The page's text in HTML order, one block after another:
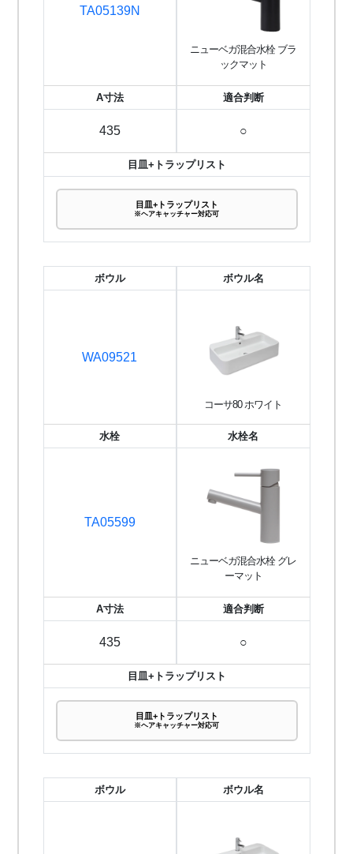
TA05139N
ニューベガ混合水栓 ブラ
ックマット
A寸法
435
適合判断
○
目皿+トラップリスト
目皿+トラップリスト
※ヘアキャッチャー対応可
ボウル
WA09521
ボウル名
コーサ80 ホワイト
水栓
TA05599
水栓名
ニューベガ混合水栓 グレ
ーマット
A寸法
435
適合判断
○
目皿+トラップリスト
目皿+トラップリスト
※ヘアキャッチャー対応可
ボウル ボウル名